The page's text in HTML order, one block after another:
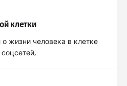
клетки
жизни человека в клетке